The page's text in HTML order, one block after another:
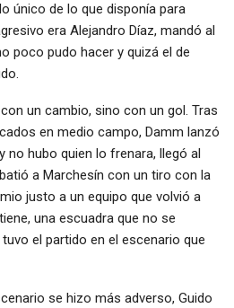
único de lo que disponía para
era Alejandro Díaz, mandó al
poco pudo hacer y quizá el de
un cambio, sino con un gol. Tras
en medio campo, Damm lanzó
no hubo quien lo frenara, llegó al
a Marchesín con un tiro con la
justo a un equipo que volvió a
una escuadra que no se
el partido en el escenario que
se hizo más adverso, Guido